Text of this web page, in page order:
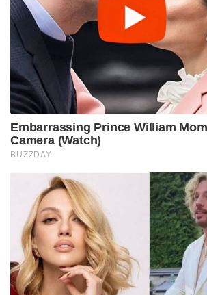
Embarrassing Prince William
Camera (Watch)
BUZZDAY